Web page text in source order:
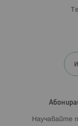
Научавайте